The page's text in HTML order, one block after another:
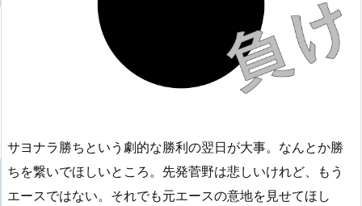
サヨナラ勝ちという劇的な勝利の翌日が大事。なんとか勝
ちを繋いでほしいところ。先発菅野は悲しいけれど、もう
エースではない。それでも元エースの意地を見せてほし